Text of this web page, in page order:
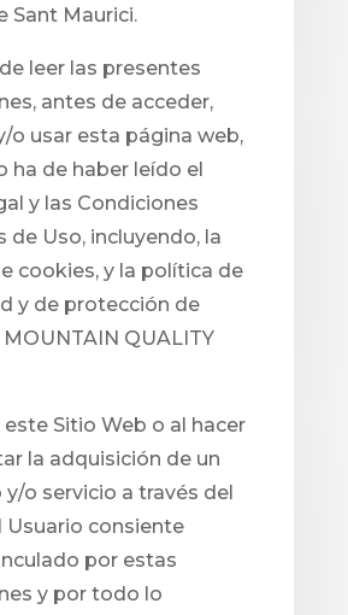
Sant Maurici.
leer las presentes
antes de acceder,
o usar esta página web,
ha de haber leído el
y las Condiciones
de Uso, incluyendo, la
cookies, y la política de
y de protección de
QUALITY
Sitio Web o al hacer
la adquisición de un
o servicio a través del
Usuario consiente
por estas
y por todo lo